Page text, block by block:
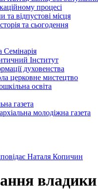
процесі
та відпустові місця
та сьогодення
Інститут
духовенства
церковне мистецтво
освіта
газета
молодіжна газета
Наталя Копичин